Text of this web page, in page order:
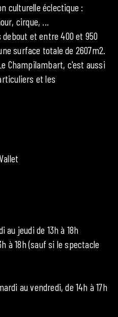
culturelle éclectique :
cirque, ...
debout et entre 400 et 950
surface totale de 2607m2.
Champilambart, c'est aussi
et les
au jeudi de 13h à 18h
à 18h (sauf si le spectacle
au vendredi, de 14h à 17h